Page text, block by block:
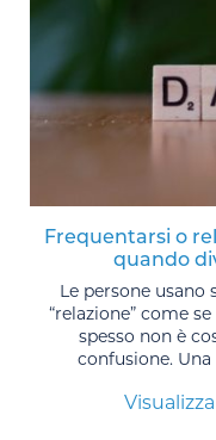
Frequentarsi o
quando
Le persone usano
“relazione” come
spesso non è
confusione.